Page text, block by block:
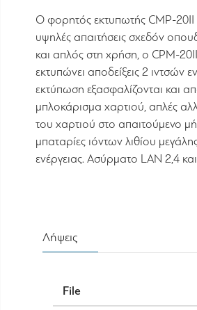
Λήψεις
File
Ο φορητός εκτυπωτής CMP-20II
υψηλές απαιτήσεις σχεδόν
και απλός στη χρήση, ο CPM-20II
εκτυπώνει αποδείξεις 2 ιντσών
εκτύπωση εξασφαλίζονται και
μπλοκάρισμα χαρτιού, απλές
του χαρτιού στο απαιτούμενο
μπαταρίες ιόντων λιθίου
ενέργειας. Ασύρματο LAN 2,4